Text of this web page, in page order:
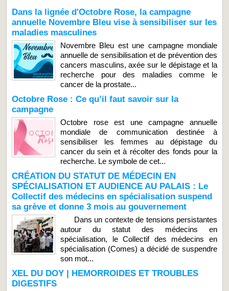
Dans la lignée d'Octobre Rose, la campagne
annuelle Novembre Bleu vise à sensibiliser sur les
maladies masculines
Novembre Bleu est une campagne mondiale
annuelle de sensibilisation et de prévention des
cancers masculins, axée sur le dépistage et la
recherche pour des maladies comme le
cancer de la prostate...
Octobre Rose : Ce qu’il faut savoir sur la
campagne
Octobre rose est une campagne annuelle
mondiale de communication destinée à
sensibiliser les femmes au dépistage du
cancer du sein et à récolter des fonds pour la
recherche. Le symbole de cet...
CRÉATION DU STATUT DE MÉDECIN EN
SPÉCIALISATION ET AUDIENCE AU PALAIS : Le
Collectif des médecins en spécialisation suspend
sa grève et donne 3 mois au gouvernement
Dans un contexte de tensions persistantes
autour du statut des médecins en
spécialisation, le Collectif des médecins en
spécialisation (Comes) a décidé de suspendre
son mot...
XEL DU DOY | HEMORROIDES ET TROUBLES
DIGESTIFS